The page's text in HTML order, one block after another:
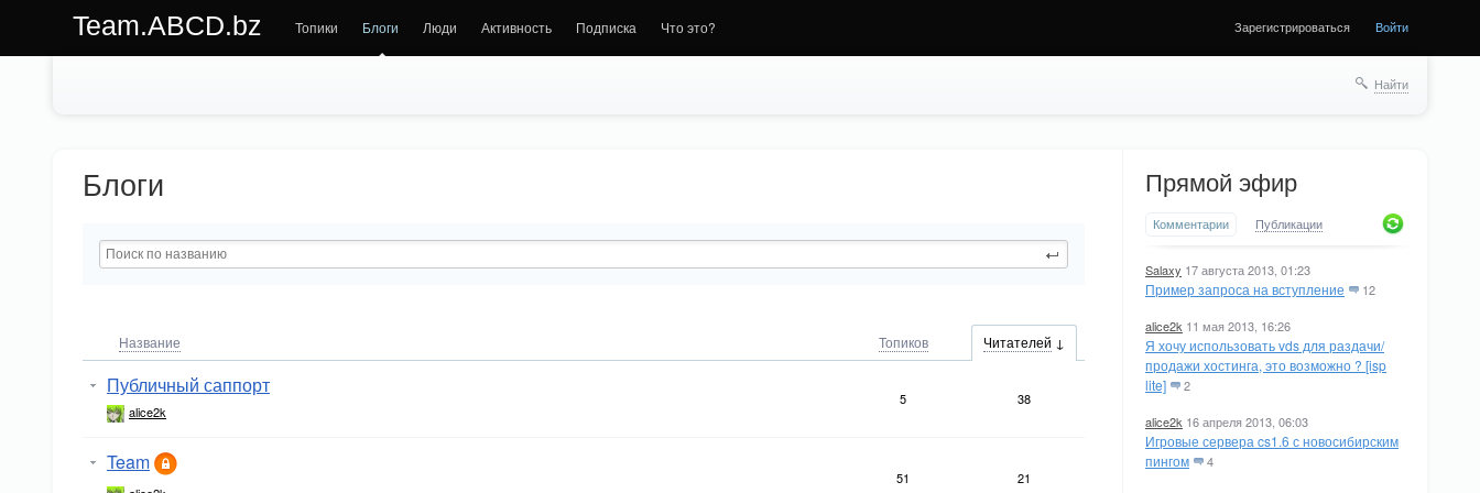
Team.ABCD.bz Топики Блоги Люди Активность Подписка Что это? Зарегистрироваться Войти
Найти
Прямой эфир
Комментарии Публикации
Salaxy 17 августа 2013, 01:23
Пример запроса на вступление 12
alice2k 11 мая 2013, 16:26
Я хочу использовать vds для раздачи/
продажи хостинга, это возможно ? [isp
lite]
2
alice2k 16 апреля 2013, 06:03
Игровые сервера cs1.6 с новосибирским
пингом
4
Блоги
Название Топиков Читателей
Публичный саппорт
alice2k
5 38
Team
51 21